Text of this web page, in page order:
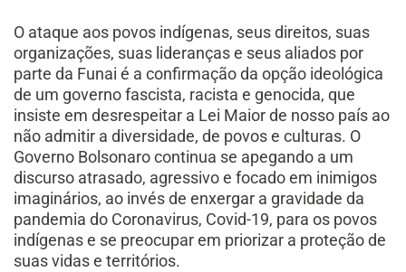
O ataque aos povos indígenas, seus direitos, suas
organizações, suas lideranças e seus aliados por
parte da Funai é a confirmação da opção ideológica
de um governo fascista, racista e genocida, que
insiste em desrespeitar a Lei Maior de nosso país ao
não admitir a diversidade, de povos e culturas. O
Governo Bolsonaro continua se apegando a um
discurso atrasado, agressivo e focado em inimigos
imaginários, ao invés de enxergar a gravidade da
pandemia do Coronavirus, Covid-19, para os povos
indígenas e se preocupar em priorizar a proteção de
suas vidas e territórios.